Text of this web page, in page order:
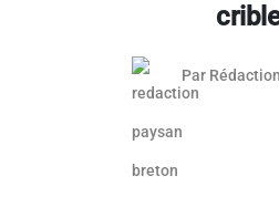
Article réservé aux
Par